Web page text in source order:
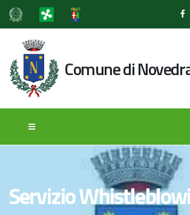
Comune di
Servizio